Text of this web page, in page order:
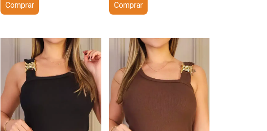
Comprar Comprar